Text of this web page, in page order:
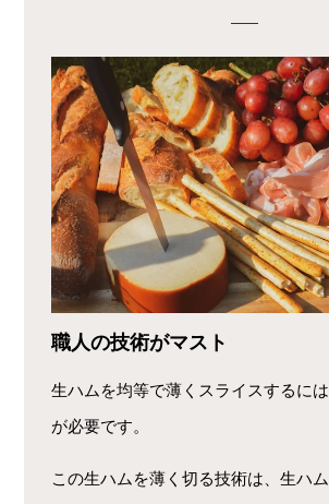
職人の技術がマスト
生ハムを均等で薄くスライスするに
が必要です。
この生ハムを薄く切る技術は、生ハ